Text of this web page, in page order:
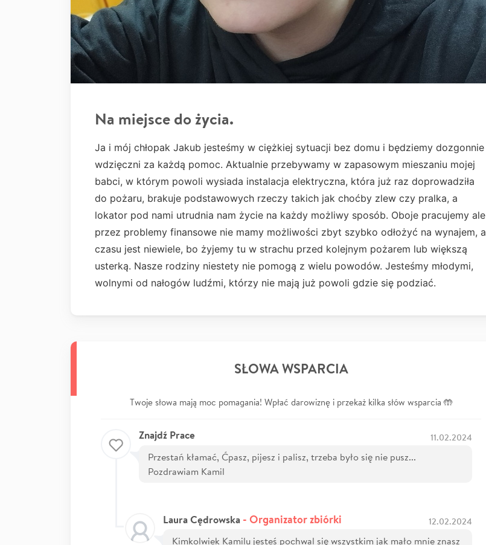
Na miejsce do życia.
Ja i mój chłopak Jakub jesteśmy w ciężkiej sytuacji bez domu i będziemy dozgonnie
wdzięczni za każdą pomoc. Aktualnie przebywamy w zapasowym mieszaniu mojej
babci, w którym powoli wysiada instalacja elektryczna, która już raz doprowadziła
do pożaru, brakuje podstawowych rzeczy takich jak choćby zlew czy pralka, a
lokator pod nami utrudnia nam życie na każdy możliwy sposób. Oboje pracujemy ale
przez problemy finansowe nie mamy możliwości zbyt szybko odłożyć na wynajem, a
czasu jest niewiele, bo żyjemy tu w strachu przed kolejnym pożarem lub większą
usterką. Nasze rodziny niestety nie pomogą z wielu powodów. Jesteśmy młodymi,
wolnymi od nałogów ludźmi, którzy nie mają już powoli gdzie się podziać.
SŁOWA WSPARCIA
Twoje słowa mają moc pomagania! Wpłać darowiznę i przekaż kilka słów wsparcia 🤲
Znajdź Prace 11.02.2024
Przestań kłamać, Ćpasz, pijesz i palisz, trzeba było się nie pusz...
Pozdrawiam Kamil
Laura Cędrowska - Organizator zbiórki 12.02.2024
Kimkolwiek Kamilu jesteś pochwal się wszystkim jak mało mnie znasz